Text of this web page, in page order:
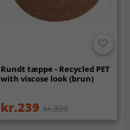
Rundt tæppe - Recycled PET
with viscose look (brun)
kr.239 kr.399